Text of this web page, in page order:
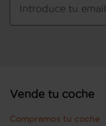
Introduce tu email
Vende tu coche
Compramos tu coche